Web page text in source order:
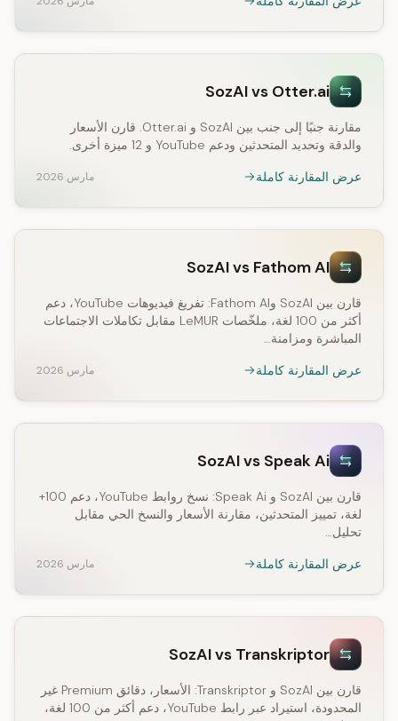
SozAI vs Otter.ai
مقارنة جنبًا إلى جنب بين SozAI و Otter.ai. قارن الأسعار
والدقة وتحديد المتحدثين ودعم YouTube و 12 ميزة أخرى.
عرض المقارنة كاملة
مارس 2026
SozAI vs Fathom AI
قارن بين SozAI وFathom AI: تفريغ فيديوهات YouTube، دعم
أكثر من 100 لغة، ملخّصات LeMUR مقابل تكاملات الاجتماعات
المباشرة ومزامنة…
عرض المقارنة كاملة
مارس 2026
SozAI vs Speak Ai
قارن بين SozAI و Speak Ai: نسخ روابط YouTube، دعم 100+
لغة، تمييز المتحدثين، مقارنة الأسعار والنسخ الحي مقابل
تحليل…
عرض المقارنة كاملة
مارس 2026
SozAI vs Transkriptor
قارن بين SozAI و Transkriptor: الأسعار، دقائق Premium غير
المحدودة، استيراد عبر رابط YouTube، دعم أكثر من 100 لغة،